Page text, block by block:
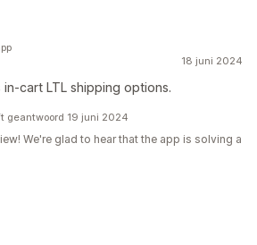
18 juni 2024
cart LTL shipping options.
geantwoord 19 juni 2024
We're glad to hear that the app is solving a